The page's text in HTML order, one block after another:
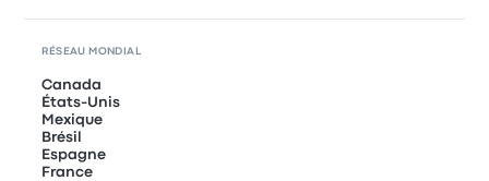
RÉSEAU MONDIAL
Canada
États-Unis
Mexique
Brésil
Espagne
France